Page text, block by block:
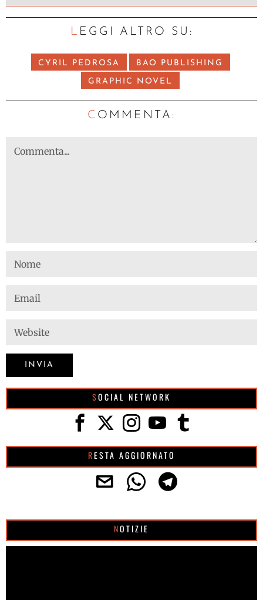
LEGGI ALTRO SU:
CYRIL PEDROSA BAO PUBLISHING
GRAPHIC NOVEL
C OMMENTA:
SOCIAL NETWORK
RESTA AGGIORNATO
NOTIZIE